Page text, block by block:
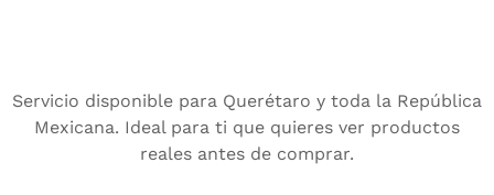
Servicio disponible para Querétaro y toda la República
Mexicana. Ideal para ti que quieres ver productos
reales antes de comprar.